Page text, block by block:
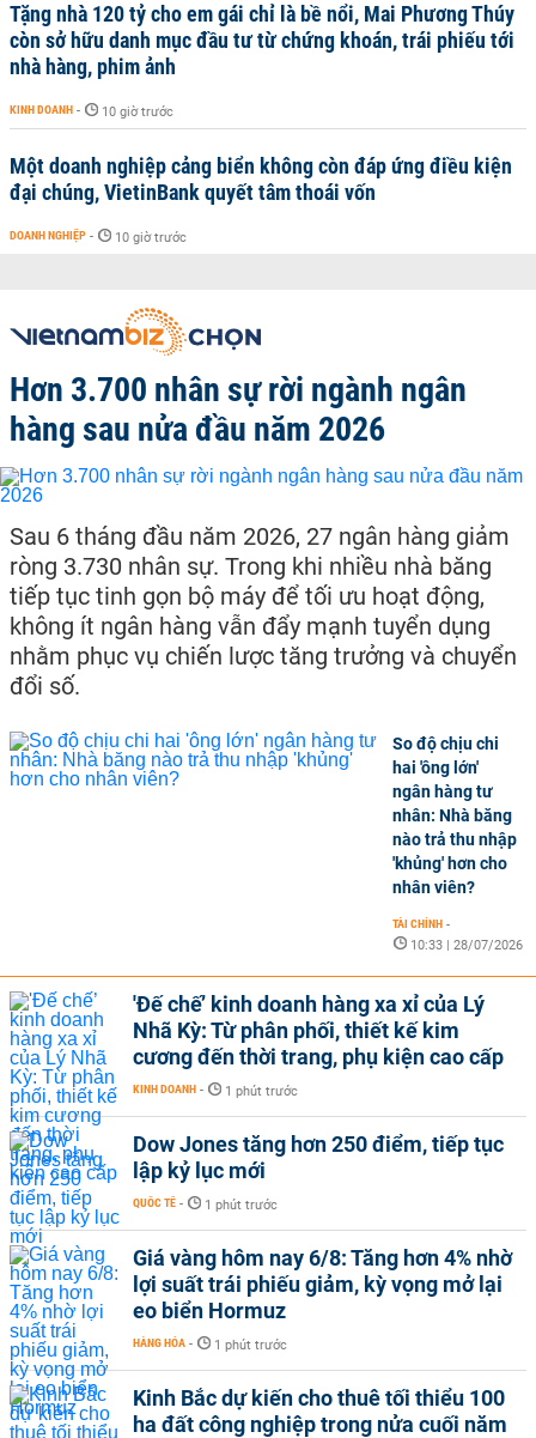
Tặng nhà 120 tỷ cho em gái chỉ là bề nổi, Mai Phương Thúy
còn sở hữu danh mục đầu tư từ chứng khoán, trái phiếu tới
nhà hàng, phim ảnh
KINH DOANH - 10 giờ trước
Một doanh nghiệp cảng biển không còn đáp ứng điều kiện
đại chúng, VietinBank quyết tâm thoái vốn
DOANH NGHIỆP - 10 giờ trước
Hơn 3.700 nhân sự rời ngành ngân
hàng sau nửa đầu năm 2026
Sau 6 tháng đầu năm 2026, 27 ngân hàng giảm
ròng 3.730 nhân sự. Trong khi nhiều nhà băng
tiếp tục tinh gọn bộ máy để tối ưu hoạt động,
không ít ngân hàng vẫn đẩy mạnh tuyển dụng
nhằm phục vụ chiến lược tăng trưởng và chuyển
đổi số.
So độ chịu chi
hai 'ông lớn'
ngân hàng tư
nhân: Nhà băng
nào trả thu nhập
'khủng' hơn cho
nhân viên?
TÀI CHÍNH -
10:33 | 28/07/2026
'Đế chế’ kinh doanh hàng xa xỉ của Lý
Nhã Kỳ: Từ phân phối, thiết kế kim
cương đến thời trang, phụ kiện cao cấp
KINH DOANH - 1 phút trước
Dow Jones tăng hơn 250 điểm, tiếp tục
lập kỷ lục mới
QUỐC TẾ - 1 phút trước
Giá vàng hôm nay 6/8: Tăng hơn 4% nhờ
lợi suất trái phiếu giảm, kỳ vọng mở lại
eo biển Hormuz
HÀNG HÓA - 1 phút trước
Kinh Bắc dự kiến cho thuê tối thiểu 100
ha đất công nghiệp trong nửa cuối năm